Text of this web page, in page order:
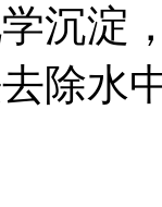
沉淀
除水